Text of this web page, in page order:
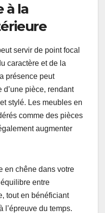
à la
servir de point focal
caractère et de la
présence peut
pièce, rendant
stylé. Les meubles en
comme des pièces
augmenter
en chêne dans votre
entre
tout en bénéficiant
l’épreuve du temps.